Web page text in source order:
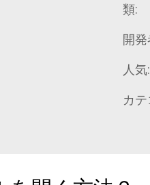
類:
開発
人気:
カ